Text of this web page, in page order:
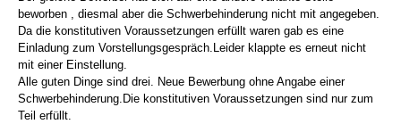
beworben , diesmal aber die Schwerbehinderung nicht mit angegeben.
Da die konstitutiven Voraussetzungen erfüllt waren gab es eine
Einladung zum Vorstellungsgespräch.Leider klappte es erneut nicht
mit einer Einstellung.
Alle guten Dinge sind drei. Neue Bewerbung ohne Angabe einer
Schwerbehinderung.Die konstitutiven Voraussetzungen sind nur zum
Teil erfüllt.